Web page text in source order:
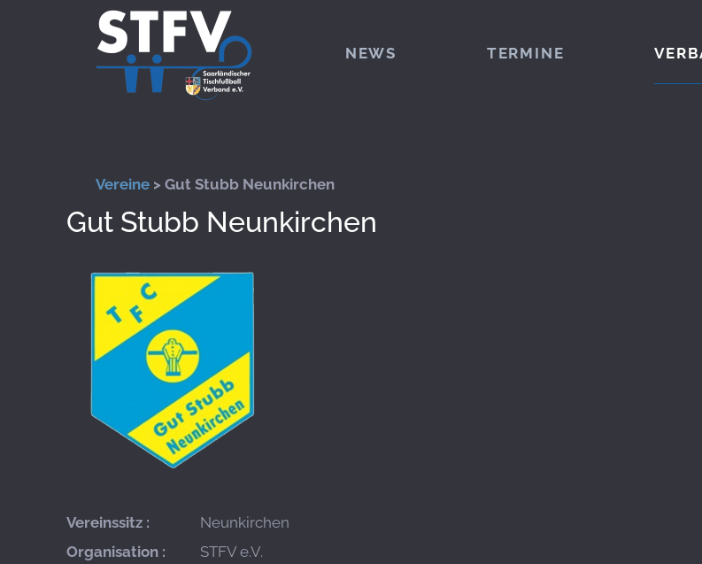
Zum Hauptinhalt springen
NEWS TERMINE
Vereine > Gut Stubb Neunkirchen
Gut Stubb Neunkirchen
Vereinssitz :
Neunkirchen
Organisation :
STFV e.V.